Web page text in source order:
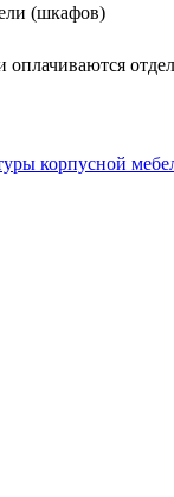
(шкафов)